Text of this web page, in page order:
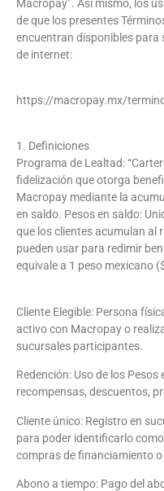
Macropay”. Así mismo, los
de que los presentes
encuentran disponibles para
de internet:
https://macropay.mx/
1. Definiciones
Programa de Lealtad:
fidelización que otorga
Macropay mediante la
en saldo. Pesos en saldo:
que los clientes acumulan al
pueden usar para redimir
equivale a 1 peso mexicano
Cliente Elegible: Persona
activo con Macropay o
sucursales participantes.
Redención: Uso de los
recompensas, descuentos,
Cliente único: Registro en
para poder identificarlo
compras de financiamiento
Abono a tiempo: Pago del